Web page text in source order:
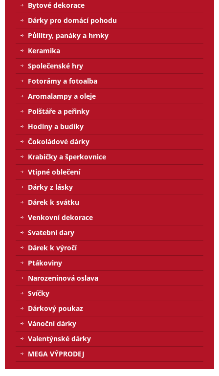
Bytové dekorace
Dárky pro domácí pohodu
Půllitry, panáky a hrnky
Keramika
Společenské hry
Fotorámy a fotoalba
Aromalampy a oleje
Polštáře a peřinky
Hodiny a budíky
Čokoládové dárky
Krabičky a šperkovnice
Vtipné oblečení
Dárky z lásky
Dárek k svátku
Venkovní dekorace
Svatební dary
Dárek k výročí
Ptákoviny
Narozeninová oslava
Svíčky
Dárkový poukaz
Vánoční dárky
Valentýnské dárky
MEGA VÝPRODEJ